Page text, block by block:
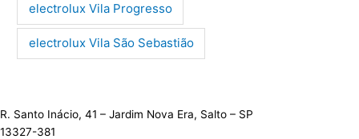
electrolux Vila Progresso
electrolux Vila São Sebastião
R. Santo Inácio, 41 – Jardim Nova Era, Salto – SP
13327-381